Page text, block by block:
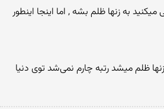
به زنها ظلم بشه , اما اینجا اینطور
ظلم میشد رتبه چارم نمی‌شد توی دنیا